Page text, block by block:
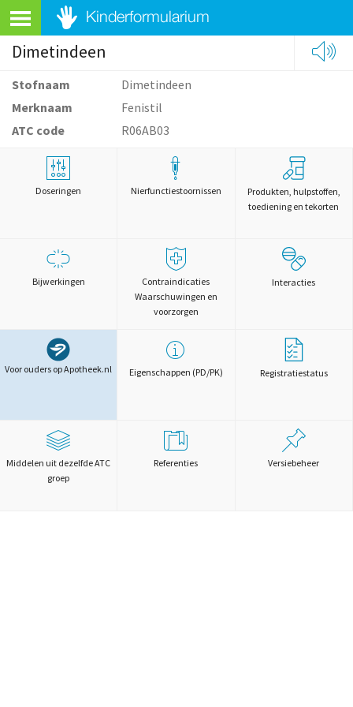
Dimetindeen
Stofnaam
Dimetindeen
Merknaam
Fenistil
ATC code
R06AB03
Doseringen Nierfunctiestoornissen
Produkten, hulpstoffen,
toediening en tekorten
Bijwerkingen
Contraindicaties
Waarschuwingen en
voorzorgen
Interacties
Voor ouders op Apotheek.nl Eigenschappen (PD/PK) Registratiestatus
Middelen uit dezelfde ATC
groep
Referenties Versiebeheer